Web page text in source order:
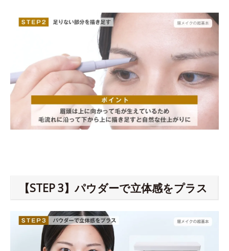
【STEP 3】パウダーで立体感をプラス